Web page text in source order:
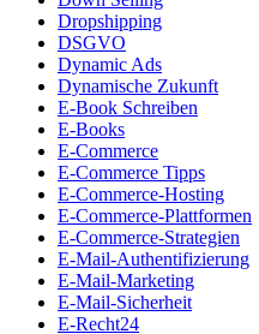
Dropshipping
DSGVO
Dynamic Ads
Dynamische Zukunft
E-Book Schreiben
E-Books
E-Commerce
E-Commerce Tipps
E-Commerce-Hosting
E-Commerce-Plattformen
E-Commerce-Strategien
E-Mail-Authentifizierung
E-Mail-Marketing
E-Mail-Sicherheit
E-Recht24